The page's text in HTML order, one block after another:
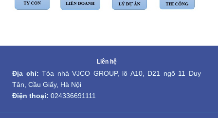
Liên hệ
Địa chỉ: Tòa nhà VJCO GROUP, lô A10, D21 ngõ 11 Duy
Tân, Cầu Giấy, Hà Nội
Điện thoại: 024336691111